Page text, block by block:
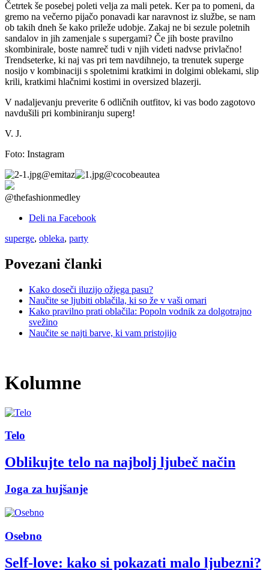
Četrtek še posebej poleti velja za mali petek. Ker pa to pomeni, da
gremo na večerno pijačo ponavadi kar naravnost iz službe, se nam
ob takih dneh še kako prileže udobje. Zakaj ne bi sezule poletnih
sandalov in jih zamenjale s supergami? Če jih boste pravilno
skombinirale, boste namreč tudi v njih videti nadvse privlačno!
Trendseterke, ki naj vas pri tem navdihnejo, ta trenutek superge
nosijo v kombinaciji s spoletnimi kratkimi in dolgimi oblekami, slip
krili, kratkimi hlačnimi kostimi in oversized blazerji.
V nadaljevanju preverite 6 odličnih outfitov, ki vas bodo zagotovo
navdušili pri kombiniranju superg!
V. J.
Foto: Instagram
@emitaz
@cocobeautea
@thefashionmedley
Deli na Facebook
superge, obleka, party
Povezani članki
Kako doseči iluzijo ožjega pasu?
Naučite se ljubiti oblačila, ki so že v vaši omari
Kako pravilno prati oblačila: Popoln vodnik za dolgotrajno
svežino
Naučite se najti barve, ki vam pristojijo
Kolumne
Telo
Oblikujte telo na najbolj ljubeč način
Joga za hujšanje
Osebno
Self-love: kako si pokazati malo ljubezni?